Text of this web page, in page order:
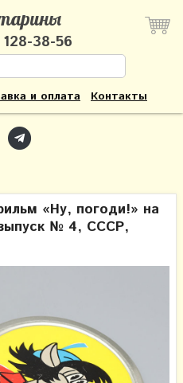
38-56
и оплата Контакты
«Ну, погоди!» на
№ 4, СССР,